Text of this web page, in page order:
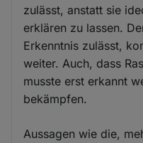
zulässt, anstatt sie
erklären zu lassen.
Erkenntnis zulässt,
weiter. Auch, dass
musste erst erkannt
bekämpfen.
Aussagen wie die,